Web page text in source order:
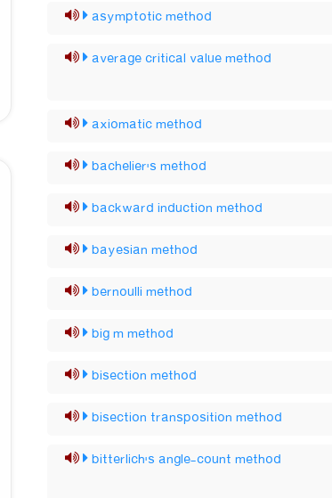
asymptotic method
average critical value method
axiomatic method
bachelier's method
backward induction method
bayesian method
bernoulli method
big m method
bisection method
bisection transposition method
bitterlich's angle-count method